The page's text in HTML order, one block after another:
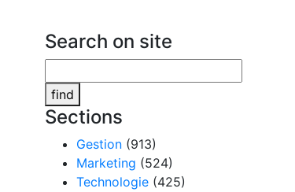
Search on site
find
Sections
Gestion (913)
Marketing (524)
Technologie (425)